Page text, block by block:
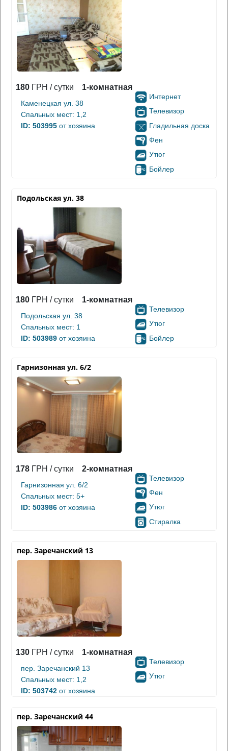
180 ГРН / сутки 1-комнатная
Каменецкая ул. 38
Спальных мест: 1,2
ID: 503995 от хозяина
Интернет
Телевизор
Гладильная доска
Фен
Утюг
Бойлер
Подольская ул. 38
180 ГРН / сутки 1-комнатная
Подольская ул. 38
Спальных мест: 1
ID: 503989 от хозяина
Телевизор
Утюг
Бойлер
Гарнизонная ул. 6/2
178 ГРН / сутки 2-комнатная
Гарнизонная ул. 6/2
Спальных мест: 5+
ID: 503986 от хозяина
Телевизор
Фен
Утюг
Стиралка
пер. Заречанский 13
130 ГРН / сутки 1-комнатная
пер. Заречанский 13
Спальных мест: 1,2
ID: 503742 от хозяина
Телевизор
Утюг
пер. Заречанский 44